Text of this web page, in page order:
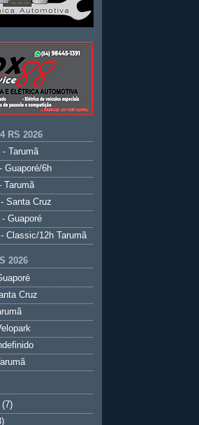
RS 2026
- Tarumã
Guaporé/6h
Tarumã
Santa Cruz
Guaporé
Classic/12h Tarumã
2026
Cruz
(7)